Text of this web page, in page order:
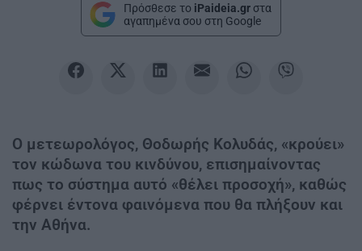
Πρόσθεσε το iPaideia.gr στα
αγαπημένα σου στη Google
Ο μετεωρολόγος, Θοδωρής Κολυδάς, «κρούει»
τον κώδωνα του κινδύνου, επισημαίνοντας
πως το σύστημα αυτό «θέλει προσοχή», καθώς
φέρνει έντονα φαινόμενα που θα πλήξουν και
την Αθήνα.